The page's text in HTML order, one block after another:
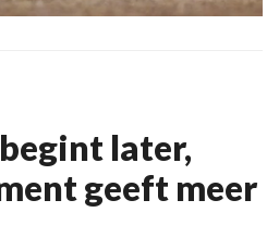
later,
geeft meer